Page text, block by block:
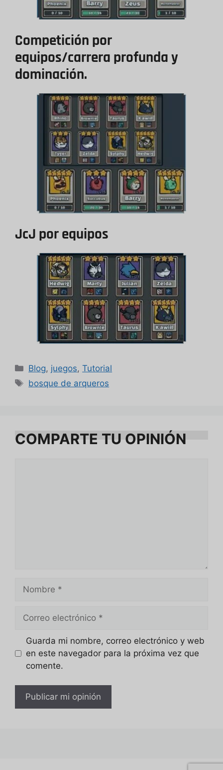
Competición por
equipos/carrera profunda y
dominación.
JcJ por equipos
Categorías
Blog, juegos,Tutorial
Etiquetas
bosque de arqueros
COMPARTE TU OPINIÓN
Nombre
Correo
Guarda mi nombre, correo electrónico y web
en este navegador para la próxima vez que
comente.